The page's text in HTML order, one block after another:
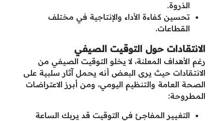
الذروة.
تحسين كفاءة الأداء والإنتاجية في مختلف
القطاعات.
الانتقادات حول التوقيت الصيفي
رغم الأهداف المعلنة، لا يخلو التوقيت الصيفي من
الانتقادات حيث يرى البعض أنه يحمل آثار سلبية على
الصحة العامة والتنظيم اليومي، ومن أبرز الاعتراضات
المطروحة:
التغيير المفاجئ في التوقيت قد يربك الساعة